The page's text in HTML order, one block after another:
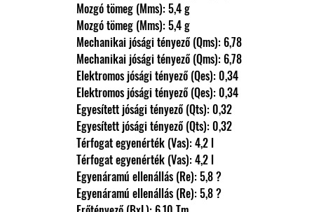
                Mozgó tömeg (Mms): 5,4 g
                Mozgó tömeg (Mms): 5,4 g
                Mechanikai jósági tényező (Qms): 6,78
                Mechanikai jósági tényező (Qms): 6,78
                Elektromos jósági tényező (Qes): 0,34
                Elektromos jósági tényező (Qes): 0,34
                Egyesített jósági tényező (Qts): 0,32
                Egyesített jósági tényező (Qts): 0,32
                Térfogat egyenérték (Vas): 4,2 l
                Térfogat egyenérték (Vas): 4,2 l
                Egyenáramú ellenállás (Re): 5,8 ?
                Egyenáramú ellenállás (Re): 5,8 ?